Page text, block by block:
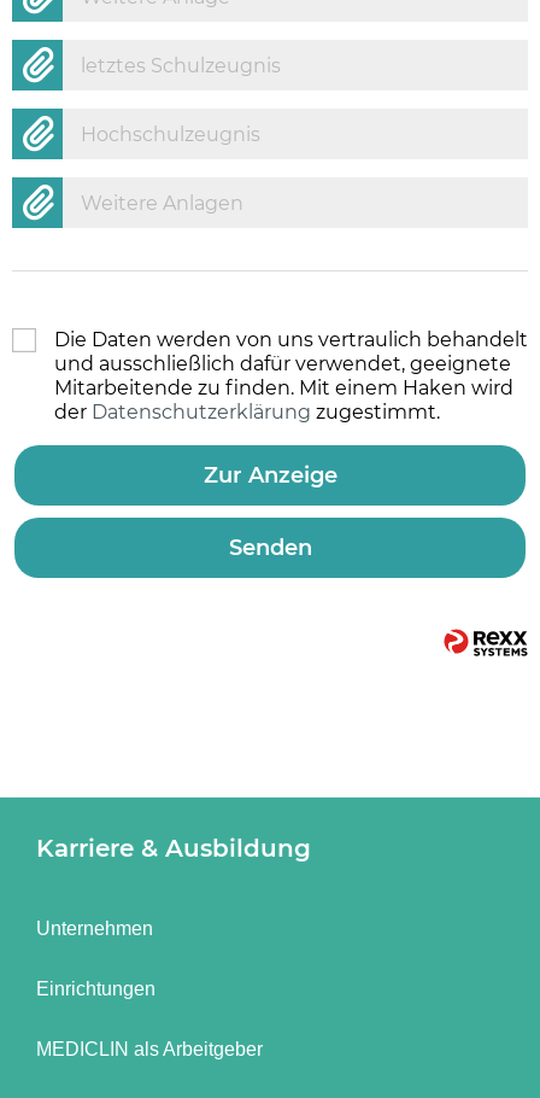
letztes Schulzeugnis
Hochschulzeugnis
Weitere Anlagen
Die Daten werden von uns vertraulich behandelt
und ausschließlich dafür verwendet, geeignete
Mitarbeitende zu finden. Mit einem Haken wird
der Datenschutzerklärung zugestimmt.
Zur Anzeige
Senden
Karriere & Ausbildung
Unternehmen
Einrichtungen
MEDICLIN als Arbeitgeber